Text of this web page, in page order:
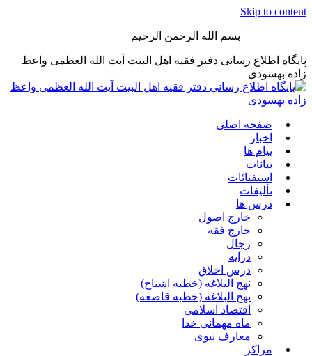
Skip to content
بسم الله الرحمن الرحیم
پایگاه اطلاع رسانی دفتر فقیه اهل البیت آیت الله العظمی واعظ
زاده بهسودی
صفحه اصلی
اخبار
پیام ها
بیانات
استفتائات
تألیفات
درس ها
خارج اصول
خارج فقه
رجال
درایه
درس اخلاق
نهج البلاغه (خطبه اشباح)
نهج البلاغه (خطبه قاصعه)
اقتصاد اسلامی
ماه مهمانی خدا
معارف نبوی
مراکز